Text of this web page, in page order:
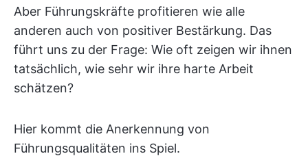
Aber Führungskräfte profitieren wie alle
anderen auch von positiver Bestärkung. Das
führt uns zu der Frage: Wie oft zeigen wir ihnen
tatsächlich, wie sehr wir ihre harte Arbeit
schätzen?
Hier kommt die Anerkennung von
Führungsqualitäten ins Spiel.